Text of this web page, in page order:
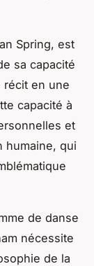
Spring, est
sa capacité
récit en une
capacité à
et
humaine, qui
de danse
nécessite
de la